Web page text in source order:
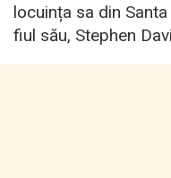
locuința sa din
fiul său, Stephen